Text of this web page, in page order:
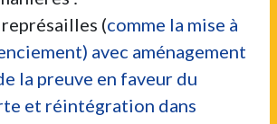
(comme la mise à
avec aménagement
la preuve en faveur du
et réintégration dans